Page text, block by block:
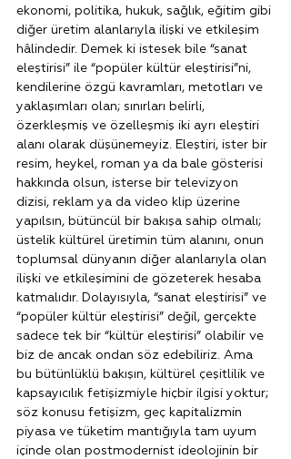
ekonomi, politika, hukuk, sağlık, eğitim gibi
diğer üretim alanlarıyla ilişki ve etkileşim
hâlindedir. Demek ki istesek bile “sanat
eleştirisi” ile “popüler kültür eleştirisi”ni,
kendilerine özgü kavramları, metotları ve
yaklaşımları olan; sınırları belirli,
özerkleşmiş ve özelleşmiş iki ayrı eleştiri
alanı olarak düşünemeyiz. Eleştiri, ister bir
resim, heykel, roman ya da bale gösterisi
hakkında olsun, isterse bir televizyon
dizisi, reklam ya da video klip üzerine
yapılsın, bütüncül bir bakışa sahip olmalı;
üstelik kültürel üretimin tüm alanını, onun
toplumsal dünyanın diğer alanlarıyla olan
ilişki ve etkileşimini de gözeterek hesaba
katmalıdır. Dolayısıyla, “sanat eleştirisi” ve
“popüler kültür eleştirisi” değil, gerçekte
sadece tek bir “kültür eleştirisi” olabilir ve
biz de ancak ondan söz edebiliriz. Ama
bu bütünlüklü bakışın, kültürel çeşitlilik ve
kapsayıcılık fetişizmiyle hiçbir ilgisi yoktur;
söz konusu fetişizm, geç kapitalizmin
piyasa ve tüketim mantığıyla tam uyum
içinde olan postmodernist ideolojinin bir